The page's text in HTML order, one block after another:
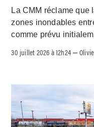
La CMM réclame que
zones inondables
comme prévu
30 juillet 2026 à 12h24 –